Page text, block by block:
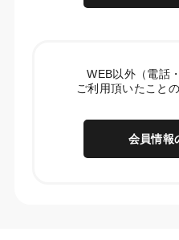
WEB以外（電話
ご利用頂いたこと
会員情報